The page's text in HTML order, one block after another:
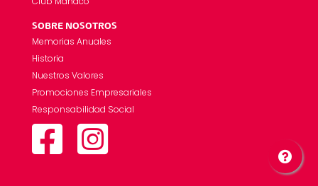
SOBRE NOSOTROS
Memorias Anuales
Historia
Nuestros Valores
Promociones Empresariales
Responsabilidad Social